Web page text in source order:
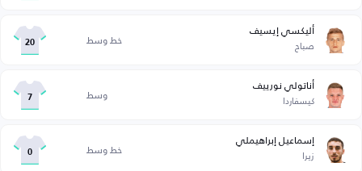
أليكسي إيسيف
صباح خط وسط 20
أناتولي نورييف
كيسفاردا وسط 7
إسماعيل إبراهيملي
زيرا خط وسط 0